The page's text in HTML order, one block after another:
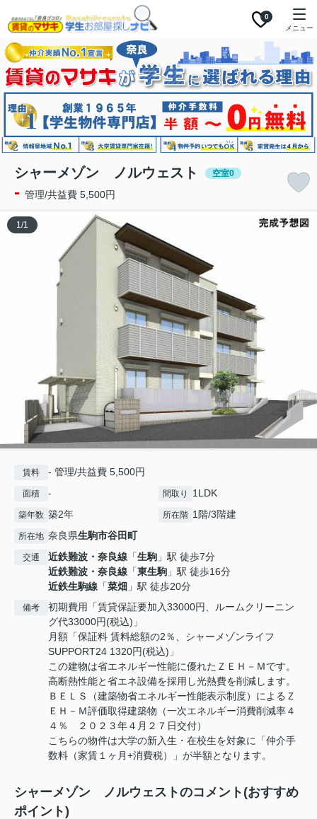
0
メニュー
シャーメゾン ノルウェスト 空室0
- 管理/共益費 5,500円
1/1
賃料 - 管理/共益費 5,500円
面積 - 間取り 1LDK
築年数 築2年 所在階 1階/3階建
所在地 奈良県生駒市谷田町
交通 近鉄難波・奈良線 「生駒 」駅 徒歩7分
近鉄難波・奈良線 「東生駒 」駅 徒歩16分
近鉄生駒線 「菜畑 」駅 徒歩20分
備考
初期費用「賃貸保証要加入33000円、ルームクリーニン
グ代33000円(税込)」
月額「保証料 賃料総額の2％、シャーメゾンライフ
SUPPORT24 1320円(税込)」
この建物は省エネルギー性能に優れたＺＥＨ－Ｍです。
高断熱性能と省エネ設備を採用し光熱費を削減します。
ＢＥＬＳ（建築物省エネルギー性能表示制度）によるＺ
ＥＨ－Ｍ評価取得建築物（一次エネルギー消費削減率４
４％ ２０２３年４月２７日交付）
こちらの物件は大学の新入生・在校生を対象に「仲介手
数料（家賃１ヶ月+消費税）」が半額となります。
シャーメゾン ノルウェストのコメント(おすすめ
ポイント)